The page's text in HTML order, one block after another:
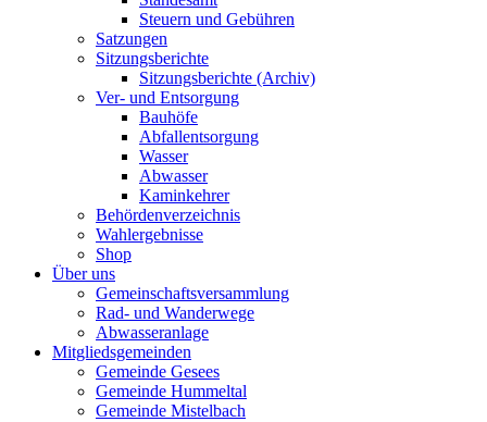
Steuern und Gebühren
Satzungen
Sitzungsberichte
Sitzungsberichte (Archiv)
Ver- und Entsorgung
Bauhöfe
Abfallentsorgung
Wasser
Abwasser
Kaminkehrer
Behördenverzeichnis
Wahlergebnisse
Shop
Über uns
Gemeinschaftsversammlung
Rad- und Wanderwege
Abwasseranlage
Mitgliedsgemeinden
Gemeinde Gesees
Gemeinde Hummeltal
Gemeinde Mistelbach